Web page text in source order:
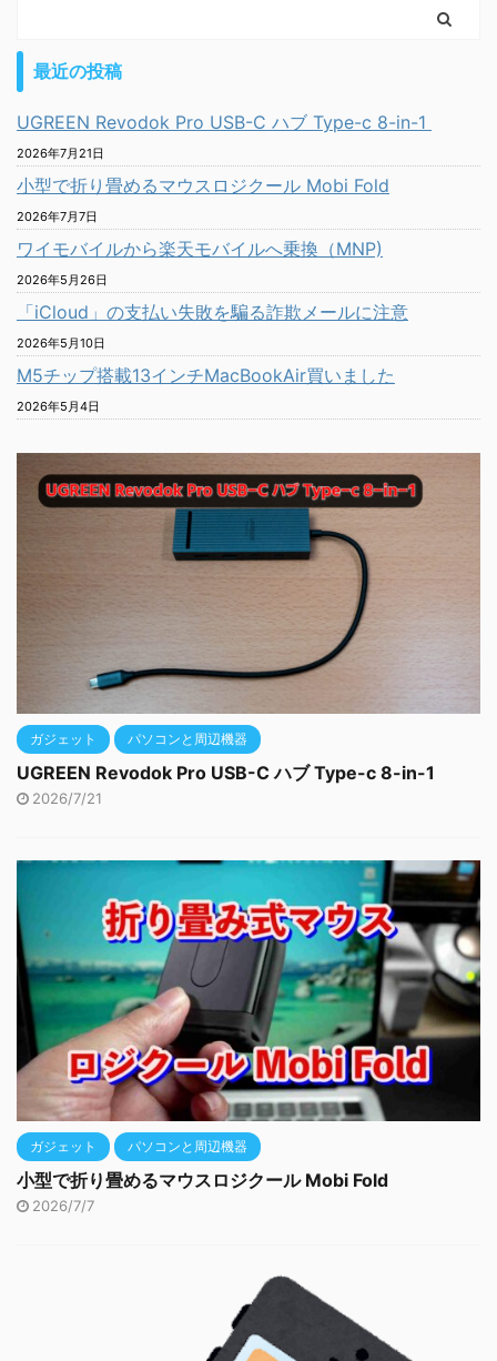
最近の投稿
UGREEN Revodok Pro USB-C ハブ Type-c 8-in-1
2026年7月21日
小型で折り畳めるマウスロジクール Mobi Fold
2026年7月7日
ワイモバイルから楽天モバイルへ乗換（MNP)
2026年5月26日
「iCloud」の支払い失敗を騙る詐欺メールに注意
2026年5月10日
M5チップ搭載13インチMacBookAir買いました
2026年5月4日
ガジェット パソコンと周辺機器
UGREEN Revodok Pro USB-C ハブ Type-c 8-in-1
2026/7/21
ガジェット パソコンと周辺機器
小型で折り畳めるマウスロジクール Mobi Fold
2026/7/7